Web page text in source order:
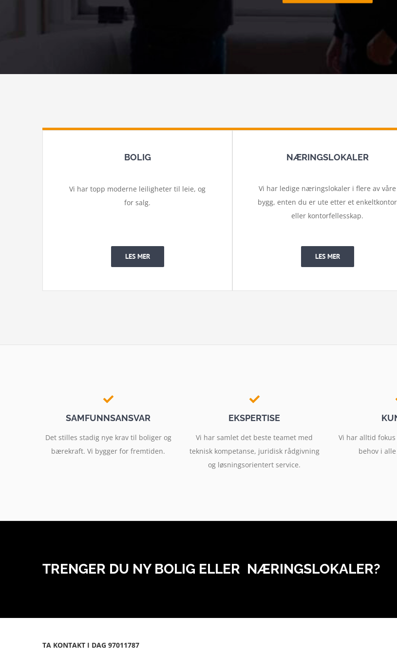
BOLIG
Vi har topp moderne leiligheter til leie, og
for salg.
LES MER
NÆRINGSLOKALER
Vi har ledige næringslokaler i flere av våre
bygg, enten du er ute etter et enkeltkontor
eller kontorfellesskap.
LES MER
SAMFUNNSANSVAR
Det stilles stadig nye krav til boliger og
bærekraft. Vi bygger for fremtiden.
EKSPERTISE
Vi har samlet det beste teamet med
teknisk kompetanse, juridisk rådgivning
og løsningsorientert service.
Vi har alltid
behov i
TRENGER DU NY BOLIG ELLER NÆRINGSLOKALER?
TA KONTAKT I DAG 97011787